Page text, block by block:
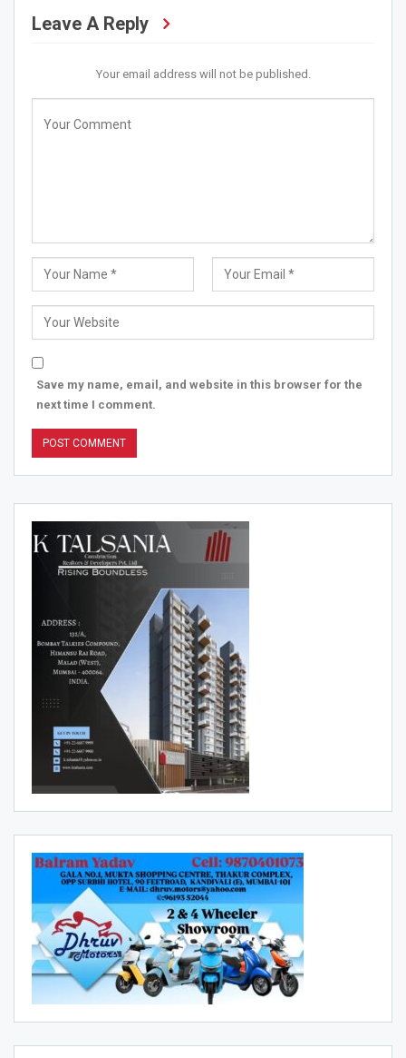
Leave A Reply
Your email address will not be published.
Save my name, email, and website in this browser for the
next time I comment.